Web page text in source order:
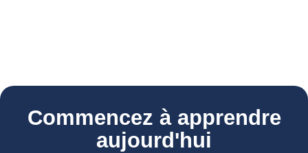
Commencez à apprendre
aujourd'hui